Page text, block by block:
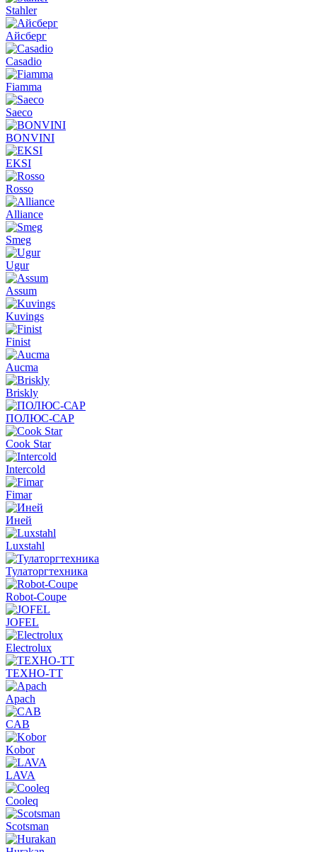
Stahler
Айсберг
Casadio
Fiamma
Saeco
BONVINI
EKSI
Rosso
Alliance
Smeg
Ugur
Assum
Kuvings
Finist
Aucma
Briskly
ПОЛЮС-САР
Cook Star
Intercold
Fimar
Иней
Luxstahl
Тулаторгтехника
Robot-Coupe
JOFEL
Electrolux
ТЕХНО-ТТ
Apach
CAB
Kobor
LAVA
Cooleq
Scotsman